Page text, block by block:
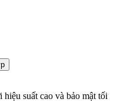
suất cao và bảo mật tối